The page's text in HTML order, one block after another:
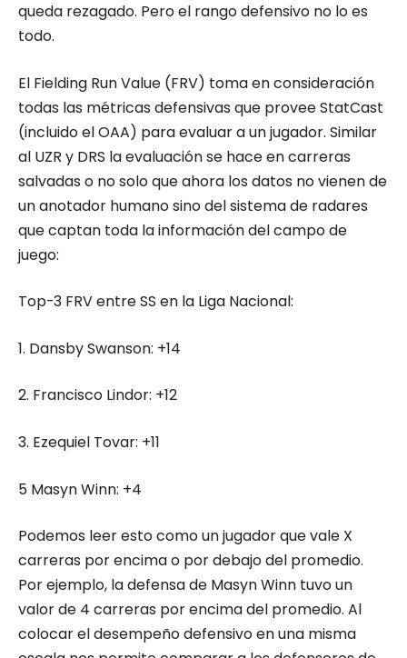
queda rezagado. Pero el rango defensivo no lo es
todo.
El Fielding Run Value (FRV) toma en consideración
todas las métricas defensivas que provee StatCast
(incluido el OAA) para evaluar a un jugador. Similar
al UZR y DRS la evaluación se hace en carreras
salvadas o no solo que ahora los datos no vienen de
un anotador humano sino del sistema de radares
que captan toda la información del campo de
juego:
Top-3 FRV entre SS en la Liga Nacional:
1. Dansby Swanson: +14
2. Francisco Lindor: +12
3. Ezequiel Tovar: +11
5 Masyn Winn: +4
Podemos leer esto como un jugador que vale X
carreras por encima o por debajo del promedio.
Por ejemplo, la defensa de Masyn Winn tuvo un
valor de 4 carreras por encima del promedio. Al
colocar el desempeño defensivo en una misma